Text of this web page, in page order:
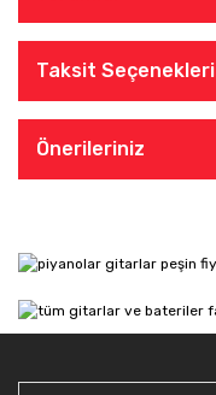
Taksit Seçenekleri
Önerileriniz